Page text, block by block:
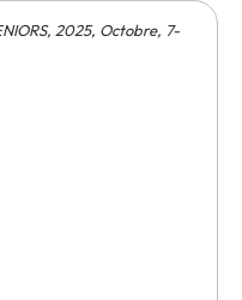
, 2025, Octobre, 7-